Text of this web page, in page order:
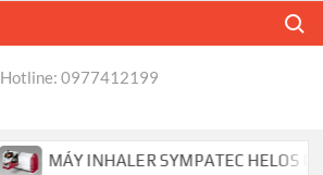
Hotline: 0977412199
MÁY INHALER SYMPATEC HELOS PHÂN